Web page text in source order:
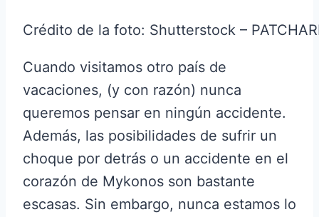
Crédito de la foto: Shutterstock –
Cuando visitamos otro país de
vacaciones, (y con razón) nunca
queremos pensar en ningún accidente.
Además, las posibilidades de sufrir un
choque por detrás o un accidente en el
corazón de Mykonos son bastante
escasas. Sin embargo, nunca estamos lo